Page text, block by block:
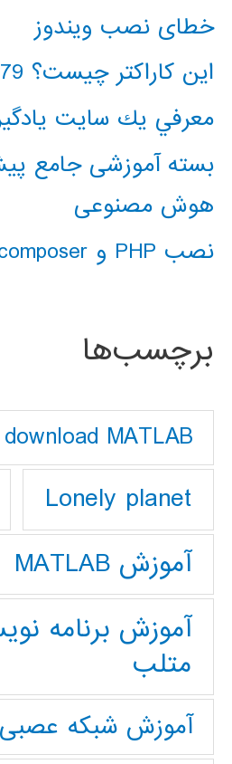
خطای نصب ویندوز
این کاراکتر چیست؟ 65279
معرفي يك سايت
بسته آموزشی جامع
هوش مصنوعی
نصب PHP و composer در ویندوز 10
برچسب‌ها
download MATLAB
Lonely planet
آموزش MATLAB
آموزش برنامه
متلب
آموزش شبکه